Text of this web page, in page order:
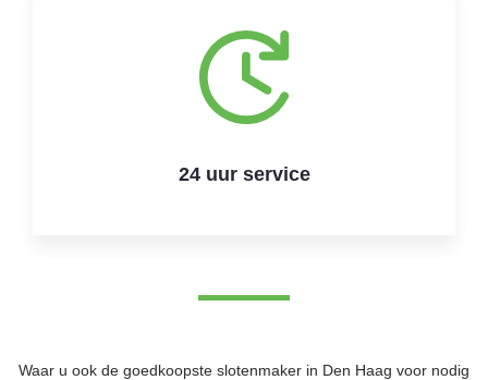
24 uur service
Waar u ook de goedkoopste slotenmaker in Den Haag voor nodig